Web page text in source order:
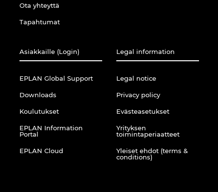
Ota yhteyttä
Tapahtumat
Asiakkaille (Login)
EPLAN Global Support
Downloads
Koulutukset
EPLAN Information
Portal
EPLAN Cloud
Legal information
Legal notice
Privacy policy
Evästeasetukset
Yrityksen
toimintaperiaatteet
Yleiset ehdot (terms &
conditions)
Liettua
Malasia
Meksiko